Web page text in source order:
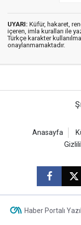
UYARI: Küfür, hakaret,
içeren, imla kuralları ile
Türkçe karakter
onaylanmamaktadır.
Anasayfa
Haber Portalı